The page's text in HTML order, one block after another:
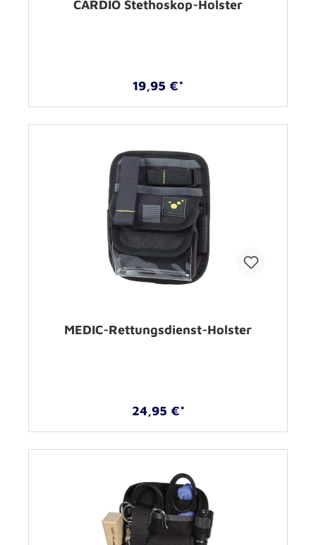
CARDIO Stethoskop-Holster
19,95 €*
MEDIC-Rettungsdienst-Holster
24,95 €*